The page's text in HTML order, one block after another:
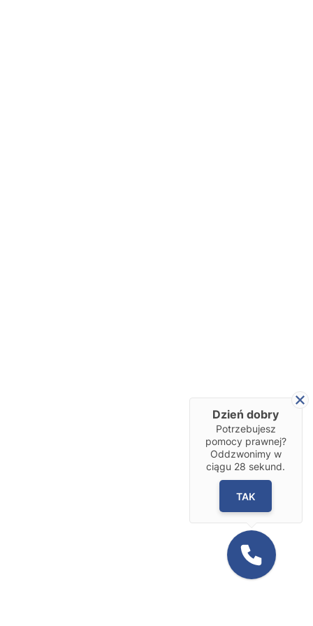
Dzień dobry
Potrzebujesz
pomocy prawnej?
Oddzwonimy w
ciągu 28 sekund.
TAK